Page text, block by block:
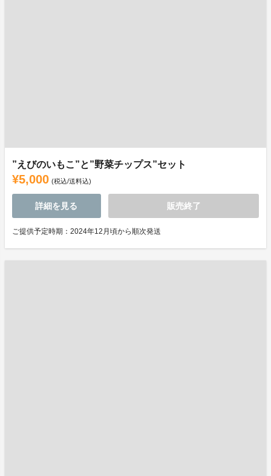
”えびのいもこ”と”野菜チップス”セット
¥5,000 (税込/送料込)
詳細を見る 販売終了
ご提供予定時期：2024年12月頃から順次発送